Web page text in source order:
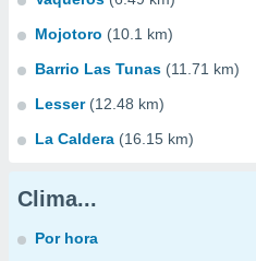
Mojotoro (10.1 km)
Barrio Las Tunas (11.71 km)
Lesser (12.48 km)
La Caldera (16.15 km)
Clima...
Por hora